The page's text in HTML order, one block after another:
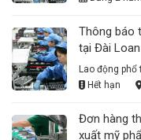
Thông báo
tại Đài Loan
Lao động
Hết hạn
Đơn hàng
xuất mỹ